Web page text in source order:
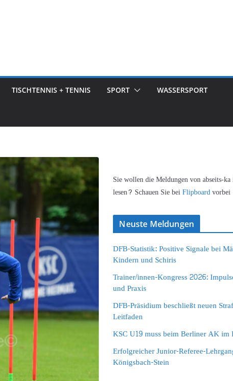
TISCHTENNIS + TENNIS SPORT WASSERSPORT
Sie wollen die Meldungen von abseits-
lesen? Schauen Sie beiFlipboardvorbei
Neuste Meldungen
DFB-Statistik: Positive Signale bei
Kindern und Schiris
Trainer/innen-Kongress 2026:
und Praxis
DFB-Präsidium beschließt neuen
Leitfaden
KSC U19 muss beim Berliner AK im
Erfolgreicher Junior-Referee-
Königsbach-Stein